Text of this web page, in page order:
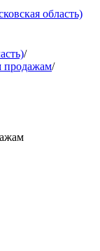
область)
/
продажам/